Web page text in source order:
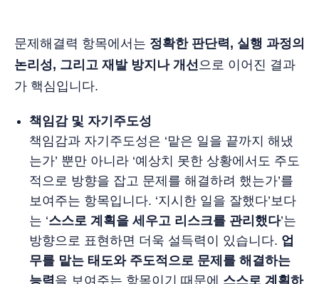
문제해결력 항목에서는 정확한 판단력, 실행 과정의
논리성, 그리고 재발 방지나 개선 으로 이어진 결과
가 핵심입니다.
책임감 및 자기주도성
책임감과 자기주도성은 ‘맡은 일을 끝까지 해냈
는가’ 뿐만 아니라 ‘예상치 못한 상황에서도 주도
적으로 방향을 잡고 문제를 해결하려 했는가’를
보여주는 항목입니다. ‘지시한 일을 잘했다’보다
는 ‘스스로 계획을 세우고 리스크를 관리했다’는
방향으로 표현하면 더욱 설득력이 있습니다. 업
무를 맡는 태도와 주도적으로 문제를 해결하는
능력 을 보여주는 항목이기 때문에 스스로 계획하